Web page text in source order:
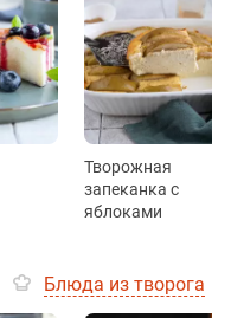
Творожная
запеканка с
яблоками
Блюда из творога